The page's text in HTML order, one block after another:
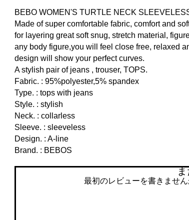
BEBO WOMEN'S TURTLE NECK
Made of super comfortable fabric, comfort and
for layering great soft snug, stretch material,
any body figure,you will feel close free, relaxed
design will show your perfect curves.
A stylish pair of jeans , trouser, TOPS.
Fabric. : 95%polyester,5% spandex
Type. : tops with jeans
Style. : stylish
Neck. : collarless
Sleeve. : sleeveless
Design. : A-line
Brand. : BEBOS
ま
最初のレビューを書きませ